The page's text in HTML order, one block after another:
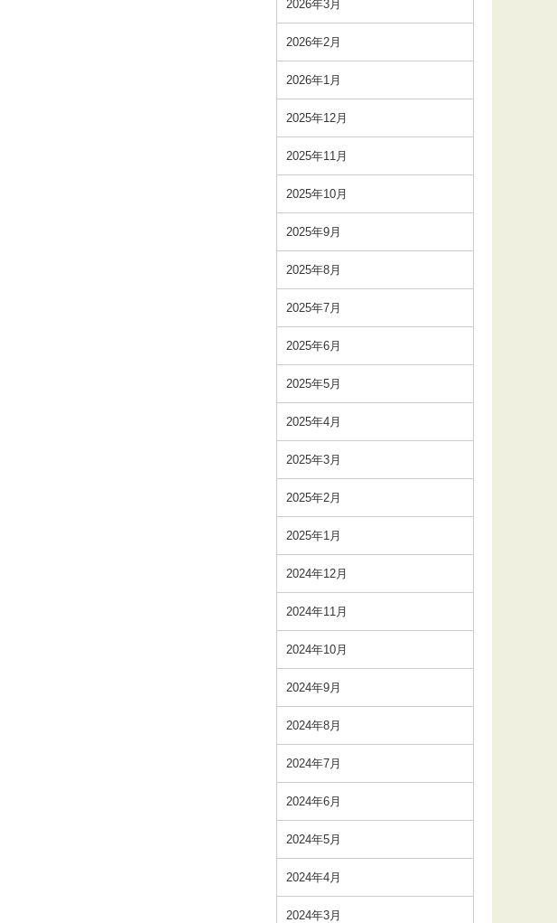
2026年3月
2026年2月
2026年1月
2025年12月
2025年11月
2025年10月
2025年9月
2025年8月
2025年7月
2025年6月
2025年5月
2025年4月
2025年3月
2025年2月
2025年1月
2024年12月
2024年11月
2024年10月
2024年9月
2024年8月
2024年7月
2024年6月
2024年5月
2024年4月
2024年3月